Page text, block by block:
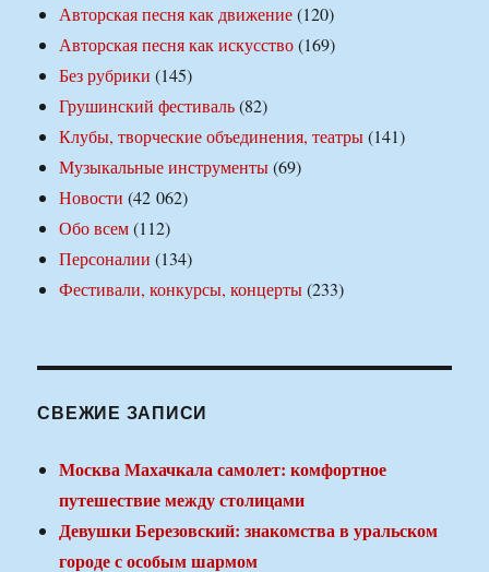
Авторская песня как движение(120)
Авторская песня как искусство(169)
Без рубрики (145)
Грушинский фестиваль(82)
Клубы, творческие объединения, театры(141)
Музыкальные инструменты(69)
Новости (42 062)
Обо всем(112)
Персоналии (134)
Фестивали, конкурсы, концерты(233)
СВЕЖИЕ ЗАПИСИ
Москва Махачкала самолет: комфортное
путешествие между столицами
Девушки Березовский: знакомства в уральском
городе с особым шармом